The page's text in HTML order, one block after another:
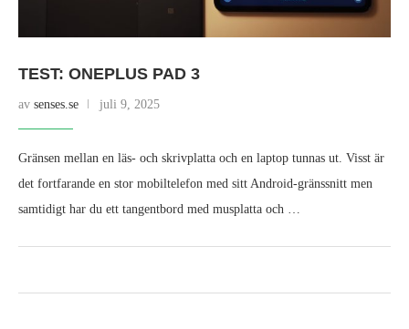
TEST: ONEPLUS PAD 3
av senses.se juli 9, 2025
Gränsen mellan en läs- och skrivplatta och en laptop tunnas ut. Visst är
det fortfarande en stor mobiltelefon med sitt Android-gränssnitt men
samtidigt har du ett tangentbord med musplatta och …